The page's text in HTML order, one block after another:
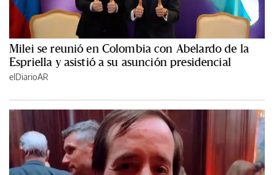
Milei se reunió en Colombia con Abelardo de la
Espriella y asistió a su asunción presidencial
elDiarioAR